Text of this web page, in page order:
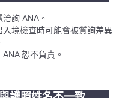
詢 ANA。
境檢查時可能會被質詢差異
恕不負責。